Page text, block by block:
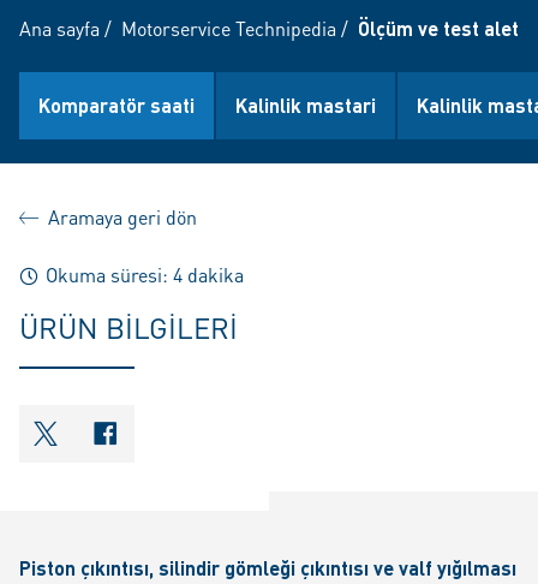
Ana sayfa / Motorservice Technipedia / Ölçüm ve test
Komparatör saati Kalinlik mastari Kalinlik
Aramaya geri dön
Okuma süresi: 4 dakika
ÜRÜN BILGILERI
shareOntwitter
shareOnfacebook
Piston çıkıntısı, silindir gömleği çıkıntısı ve valf yığılması